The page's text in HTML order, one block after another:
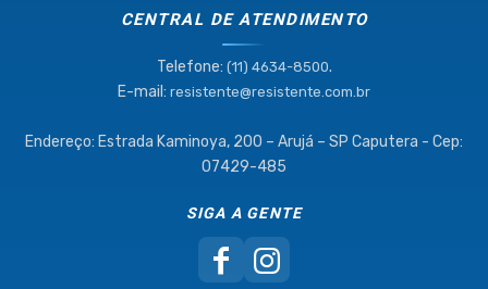
CENTRAL DE ATENDIMENTO
Telefone: (11) 4634-8500.
E-mail: resistente@resistente.com.br
Endereço: Estrada Kaminoya, 200 – Arujá – SP Caputera - Cep:
07429-485
SIGA A GENTE